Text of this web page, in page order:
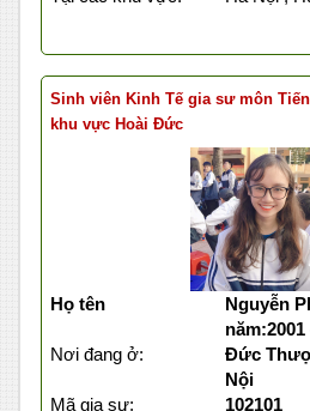
Sinh viên Kinh Tế gia sư môn
khu vực Hoài Đức
Họ tên
Nguyễn
Nơi đang ở:
Đức
Nội
Mã gia sư:
102101